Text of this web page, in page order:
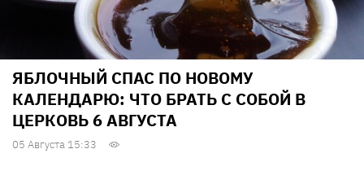
ЯБЛОЧНЫЙ СПАС ПО НОВОМУ
КАЛЕНДАРЮ: ЧТО БРАТЬ С СОБОЙ В
ЦЕРКОВЬ 6 АВГУСТА
05 Августа 15:33